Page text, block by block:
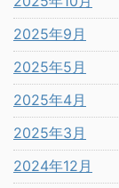
2025年9月
2025年5月
2025年4月
2025年3月
2024年12月